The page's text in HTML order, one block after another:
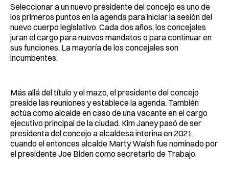
Seleccionar a un nuevo presidente del concejo es uno de
los primeros puntos en la agenda para iniciar la sesión del
nuevo cuerpo legislativo. Cada dos años, los concejales
juran el cargo para nuevos mandatos o para continuar en
sus funciones. La mayoría de los concejales son
incumbentes.
Más allá del título y el mazo, el presidente del concejo
preside las reuniones y establece la agenda. También
actúa como alcalde en caso de una vacante en el cargo
ejecutivo principal de la ciudad. Kim Janey pasó de ser
presidenta del concejo a alcaldesa interina en 2021,
cuando el entonces alcalde Marty Walsh fue nominado por
el presidente Joe Biden como secretario de Trabajo.